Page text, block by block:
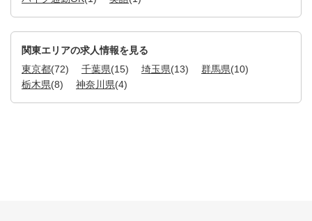
関東エリアの求人情報を見る
東京都(72) 千葉県(15) 埼玉県(13) 群馬県(10)
栃木県(8) 神奈川県(4)